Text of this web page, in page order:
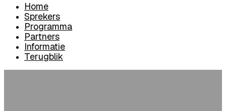
Home
Sprekers
Programma
Partners
Informatie
Terugblik